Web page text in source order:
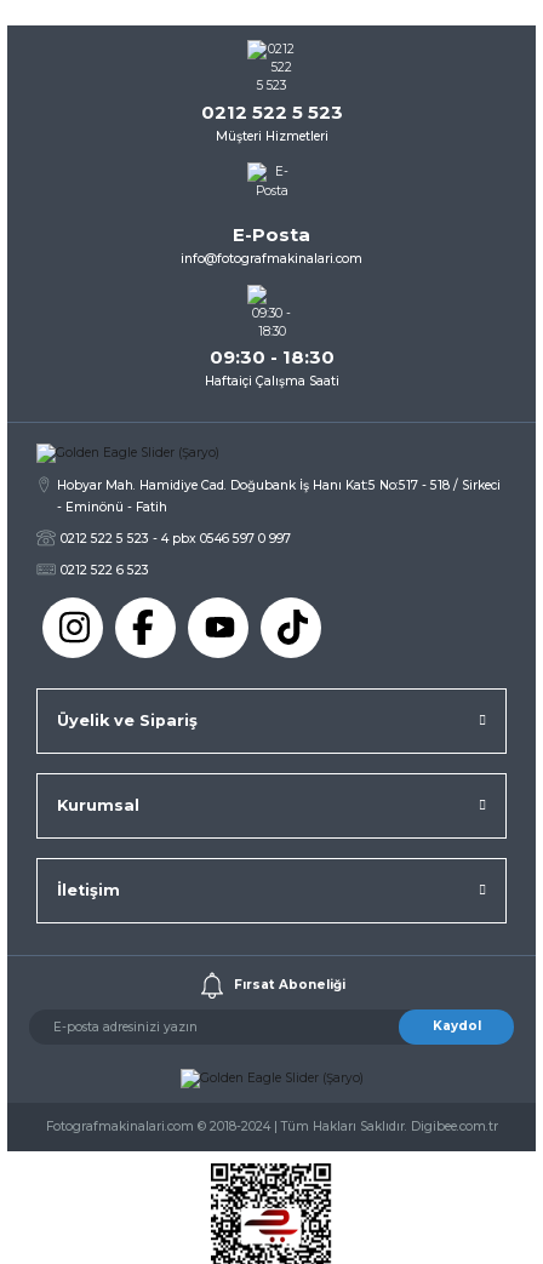
konularda yetersiz gördüğünüz noktaları öneri formunu
kullanarak tarafımıza iletebilirsiniz.
Görüş ve önerileriniz için teşekkür ederiz.
Ürün resmi kalitesiz, bozuk veya görüntülenemiyor.
Ürün açıklamasında eksik bilgiler bulunuyor.
Ürün fiyatı diğer sitelerden daha pahalı.
0212 522 5 523
Müşteri Hizmetleri
E-Posta
info@fotografmakinalari.com
09:30 - 18:30
Haftaiçi Çalışma Saati
Hobyar Mah. Hamidiye Cad. Doğubank İş Hanı Kat:5 No:517 - 518 / Sirkeci
- Eminönü - Fatih
0212 522 5 523 - 4 pbx 0546 597 0 997
0212 522 6 523
Üyelik ve Sipariş
Kurumsal
İletişim
Fırsat Aboneliği
Kaydol
Fotografmakinalari.com © 2018-2024 | Tüm Hakları Saklıdır. Digibee.com.tr